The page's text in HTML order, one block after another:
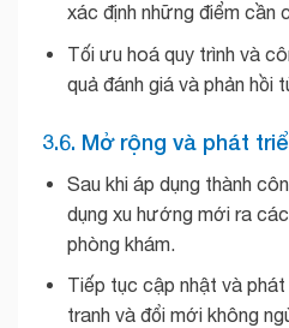
xác định những điểm cần
Tối ưu hoá quy trình và
quả đánh giá và phản hồi
3.6. Mở rộng và phát
Sau khi áp dụng thành
dụng xu hướng mới ra
phòng khám.
Tiếp tục cập nhật và
tranh và đổi mới không